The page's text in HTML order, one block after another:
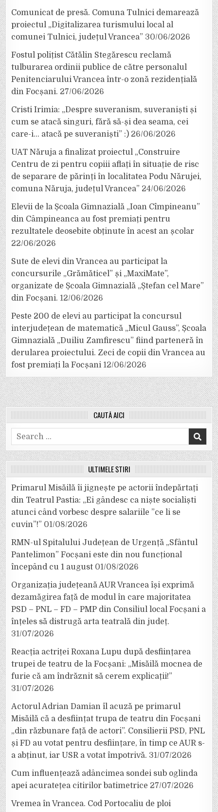
Comunicat de presă. Comuna Tulnici demarează
proiectul „Digitalizarea turismului local al
comunei Tulnici, județul Vrancea” 30/06/2026
Fostul polițist Cătălin Stegărescu reclamă
tulburarea ordinii publice de către personalul
Penitenciarului Vrancea într-o zonă rezidențială
din Focșani. 27/06/2026
Cristi Irimia: „Despre suveranism, suveraniști și
cum se atacă singuri, fără să-și dea seama, cei
care-i… atacă pe suveraniști” :) 26/06/2026
UAT Năruja a finalizat proiectul „Construire
Centru de zi pentru copiii aflați în situație de risc
de separare de părinți în localitatea Podu Nărujei,
comuna Năruja, județul Vrancea” 24/06/2026
Elevii de la Școala Gimnazială „Ioan Cîmpineanu”
din Câmpineanca au fost premiați pentru
rezultatele deosebite obținute în acest an școlar
22/06/2026
Sute de elevi din Vrancea au participat la
concursurile „Grămăticel” și „MaxiMate”,
organizate de Școala Gimnazială „Ștefan cel Mare”
din Focșani. 12/06/2026
Peste 200 de elevi au participat la concursul
interjudețean de matematică „Micul Gauss”, Școala
Gimnazială „Duiliu Zamfirescu” fiind parteneră în
derularea proiectului. Zeci de copii din Vrancea au
fost premiați la Focșani 12/06/2026
CAUTĂ AICI
Search
for:
ULTIMELE ȘTIRI
Primarul Misăilă îi jignește pe actorii îndepărtați
din Teatrul Pastia: „Ei gândesc ca niște socialiști
atunci când vorbesc despre salariile ”ce li se
cuvin”!” 01/08/2026
RMN-ul Spitalului Județean de Urgență „Sfântul
Pantelimon” Focșani este din nou funcțional
începând cu 1 august 01/08/2026
Organizația județeană AUR Vrancea își exprimă
dezamăgirea față de modul în care majoritatea
PSD – PNL – FD – PMP din Consiliul local Focșani a
înțeles să distrugă arta teatrală din județ.
31/07/2026
Reacția actriței Roxana Lupu după desființarea
trupei de teatru de la Focșani: „Misăilă mocnea de
furie că am îndrăznit să cerem explicații!”
31/07/2026
Actorul Adrian Damian îl acuză pe primarul
Misăilă că a desființat trupa de teatru din Focșani
„din răzbunare față de actori”. Consilierii PSD, PNL
și FD au votat pentru desființare, în timp ce AUR s-
a abținut, iar USR a votat împotrivă. 31/07/2026
Cum influențează adâncimea sondei sub oglinda
apei acuratețea citirilor batimetrice 27/07/2026
Vremea în Vrancea. Cod Portocaliu de ploi